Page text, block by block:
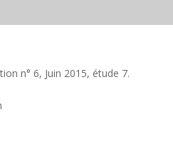
n° 6, Juin 2015, étude 7.